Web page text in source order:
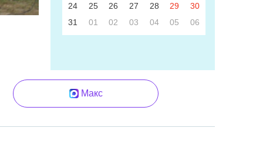
24
25 26 27 28 29
30
31
01 02 03 04 05 06
Макс